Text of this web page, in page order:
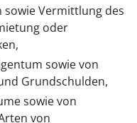
sowie Vermittlung des
oder
sowie von
Grundschulden,
sowie von
von